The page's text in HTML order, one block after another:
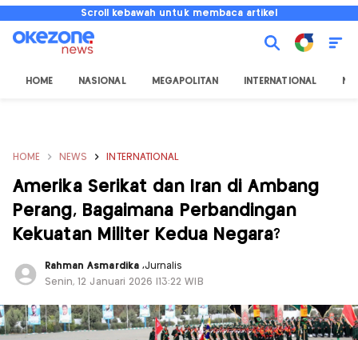
Scroll kebawah untuk membaca artikel
HOME NASIONAL MEGAPOLITAN INTERNATIONAL
HOME NEWS INTERNATIONAL
Amerika Serikat dan Iran di Ambang
Perang, Bagaimana Perbandingan
Kekuatan Militer Kedua Negara?
Rahman Asmardika ,Jurnalis
Senin, 12 Januari 2026 |13:22 WIB